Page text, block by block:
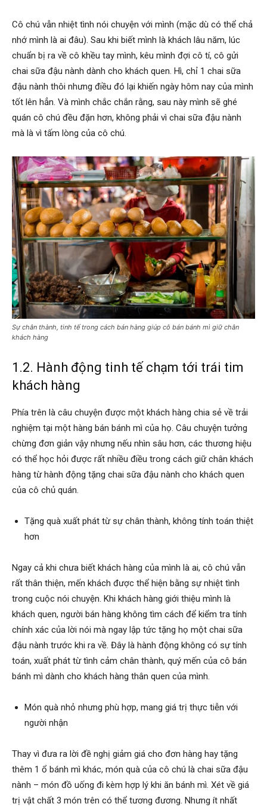
Cô chú vẫn nhiệt tình nói chuyện với mình (mặc dù có thể chả
nhớ mình là ai đâu). Sau khi biết mình là khách lâu năm, lúc
chuẩn bị ra về cô khều tay mình, kêu mình đợi cô tí, cô gửi
chai sữa đậu nành dành cho khách quen. Hì, chỉ 1 chai sữa
đậu nành thôi nhưng điều đó lại khiến ngày hôm nay của mình
tốt lên hẳn. Và mình chắc chắn rằng, sau này mình sẽ ghé
quán cô chú đều đặn hơn, không phải vì chai sữa đậu nành
mà là vì tấm lòng của cô chú.
Sự chân thành, tinh tế trong cách bán hàng giúp cô bán bánh mì giữ chân
khách hàng
1.2. Hành động tinh tế chạm tới trái tim
khách hàng
Phía trên là câu chuyện được một khách hàng chia sẻ về trải
nghiệm tại một hàng bán bánh mì của họ. Câu chuyện tưởng
chừng đơn giản vậy nhưng nếu nhìn sâu hơn, các thương hiệu
có thể học hỏi được rất nhiều điều trong cách giữ chân khách
hàng từ hành động tặng chai sữa đậu nành cho khách quen
của cô chủ quán.
Tặng quà xuất phát từ sự chân thành, không tính toán thiệt
hơn
Ngay cả khi chưa biết khách hàng của mình là ai, cô chú vẫn
rất thân thiện, mến khách được thể hiện bằng sự nhiệt tình
trong cuộc nói chuyện. Khi khách hàng giới thiệu mình là
khách quen, người bán hàng không tìm cách để kiểm tra tính
chính xác của lời nói mà ngay lập tức tặng họ một chai sữa
đậu nành trước khi ra về. Đây là hành động không có sự tính
toán, xuất phát từ tình cảm chân thành, quý mến của cô bán
bánh mì dành cho khách hàng thân quen của mình.
Món quà nhỏ nhưng phù hợp, mang giá trị thực tiễn với
người nhận
Thay vì đưa ra lời đề nghị giảm giá cho đơn hàng hay tặng
thêm 1 ổ bánh mì khác, món quà của cô chú là chai sữa đậu
nành – món đồ uống đi kèm hợp lý khi ăn bánh mì. Xét về giá
trị vật chất 3 món trên có thể tương đương. Nhưng ít nhất